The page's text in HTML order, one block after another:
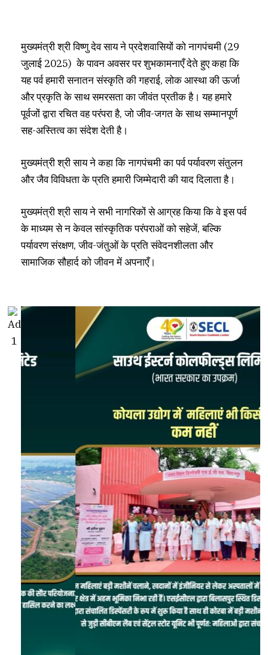
मुख्यमंत्री श्री विष्णु देव साय ने प्रदेशवासियों को नागपंचमी (29
जुलाई 2025) के पावन अवसर पर शुभकामनाएँ देते हुए कहा कि
यह पर्व हमारी सनातन संस्कृति की गहराई, लोक आस्था की ऊर्जा
और प्रकृति के साथ समरसता का जीवंत प्रतीक है। यह हमारे
पूर्वजों द्वारा रचित वह परंपरा है, जो जीव-जगत के साथ सम्मानपूर्ण
सह-अस्तित्व का संदेश देती है।
मुख्यमंत्री श्री साय ने कहा कि नागपंचमी का पर्व पर्यावरण संतुलन
और जैव विविधता के प्रति हमारी जिम्मेदारी की याद दिलाता है।
मुख्यमंत्री श्री साय ने सभी नागरिकों से आग्रह किया कि वे इस पर्व
के माध्यम से न केवल सांस्कृतिक परंपराओं को सहेजें, बल्कि
पर्यावरण संरक्षण, जीव-जंतुओं के प्रति संवेदनशीलता और
सामाजिक सौहार्द को जीवन में अपनाएँ।